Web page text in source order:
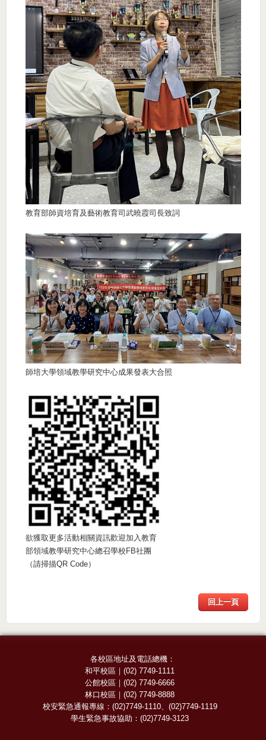
教育部師資培育及藝術教育司武曉霞司長致詞
師培大學領域教學研究中心成果發表大合照
欲獲取更多活動相關資訊歡迎加入教育
部領域教學研究中心總召學校FB社團
（請掃描QR Code）
回上一頁
各校區地址及電話總機：
和平校區 ｜(02) 7749-1111
公館校區 ｜(02) 7749-6666
林口校區 ｜(02) 7749-8888
校安緊急通報專線： (02)7749-1110、 (02)7749-1119
學生緊急事故協助：(02)7749-3123